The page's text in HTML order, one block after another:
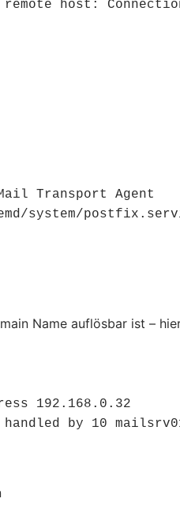
Transport Agent
Name auflösbar ist –
192.168.0.32
by 10